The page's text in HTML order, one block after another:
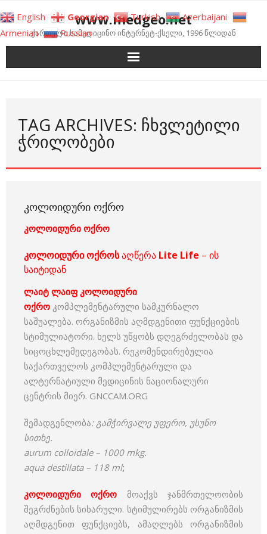
to
content
www.medgeo.net
ქართული სამედიცინო ინტერნეტ-ქსელი, 1996 წლიდან
TAG ARCHIVES: ᲩᲮᲕᲚᲔᲢᲘᲚᲘ
ᲭᲠᲘᲚᲝᲑᲔᲑᲘ
ᲙᲝᲚᲝᲘᲓᲣᲠᲘ ᲝᲥᲠᲝ
კოლოიდური ოქრო
კოლოიდური ოქროსაღწერა Lite Life – ის
საიტიდან
ლაიტ ლაიფ კოლოიდური
ოქრო კომპლემენტარული სამკურნალო
საშუალება. ორგანიზმის აღმდგენითი ფუნქციების
სტიმულიატორი. ხელს უწყობს დღეგრძელობას და
სიცოცხლემედეგობას. რეკომენდირებულია
საქართველოს კომპლემენტარული და
ალტერნატიული მედიცინის ნაციონალური
ცენტრის მიერ. GNCCAM.ORG
შემადგენლობა: გამჭირვალე უფერო, უსუნო
სითხე.
aurum colloidale – 1000 mkg.
aqua destillata – 118 ml;
კოლოიდური ოქრო მოაქვს ჯანმრთელოობის
შეგრძნების სიხარული. სტიმულირებს ორგანიზმის
აღმდგენით ფუნქციებს, ამაღლებს ორგანიზმის
English Georgian Turkish
Azerbaijani
Armenian
Russian